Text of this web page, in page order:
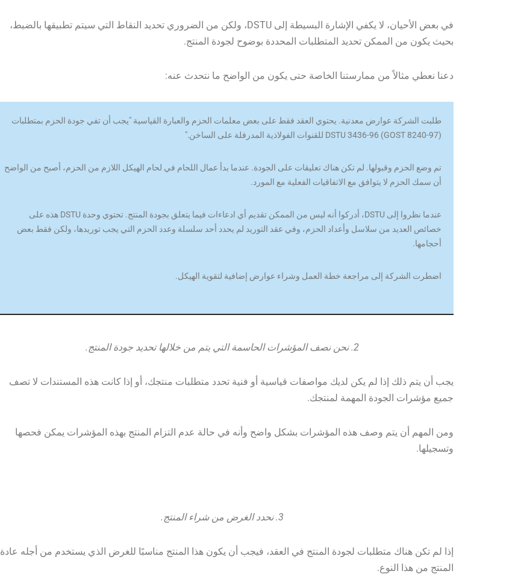
في بعض الأحيان، لا يكفي الإشارة البسيطة إلى DSTU، ولكن من الضروري تحديد النقاط التي سيتم تطبيقها بالضبط،
بحيث يكون من الممكن تحديد المتطلبات المحددة بوضوح لجودة المنتج.
دعنا نعطي مثالاً من ممارستنا الخاصة حتى يكون من الواضح ما نتحدث عنه:
طلبت الشركة عوارض معدنية. يحتوي العقد فقط على بعض معلمات الحزم والعبارة القياسية "يجب أن تفي جودة الحزم بمتطلبات
DSTU 3436-96 (GOST 8240-97) للقنوات الفولاذية المدرفلة على الساخن."
تم وضع الحزم وقبولها. لم تكن هناك تعليقات على الجودة. عندما بدأ عمال اللحام في لحام الهيكل اللازم من الحزم، أصبح من الواضح
أن سمك الحزم لا يتوافق مع الاتفاقيات الفعلية مع المورد.
عندما نظروا إلى DSTU، أدركوا أنه ليس من الممكن تقديم أي ادعاءات فيما يتعلق بجودة المنتج. تحتوي وحدة DSTU هذه على
خصائص العديد من سلاسل وأعداد الحزم، وفي عقد التوريد لم يحدد أحد سلسلة وعدد الحزم التي يجب توريدها، ولكن فقط بعض
أحجامها.
اضطرت الشركة إلى مراجعة خطة العمل وشراء عوارض إضافية لتقوية الهيكل.
2. نحن نصف المؤشرات الحاسمة التي يتم من خلالها تحديد جودة المنتج.
يجب أن يتم ذلك إذا لم يكن لديك مواصفات قياسية أو فنية تحدد متطلبات منتجك، أو إذا كانت هذه المستندات لا تصف
جميع مؤشرات الجودة المهمة لمنتجك.
ومن المهم أن يتم وصف هذه المؤشرات بشكل واضح وأنه في حالة عدم التزام المنتج بهذه المؤشرات يمكن فحصها
وتسجيلها.
3. نحدد الغرض من شراء المنتج.
إذا لم تكن هناك متطلبات لجودة المنتج في العقد، فيجب أن يكون هذا المنتج مناسبًا للغرض الذي يستخدم من أجله عادة
المنتج من هذا النوع.